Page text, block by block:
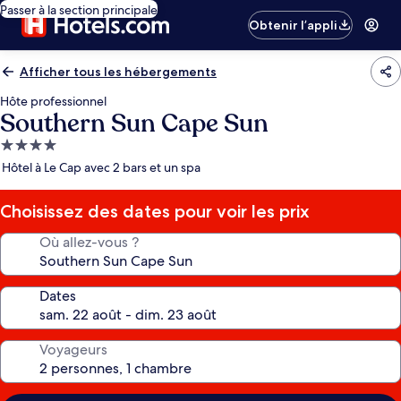
Passer à la section principale
Obtenir l’appli
Afficher tous les hébergements
Hôte professionnel
Southern Sun Cape Sun
Hébergement
4.0 étoiles
Hôtel à Le Cap avec 2 bars et un spa
Choisissez des dates pour voir les prix
Où allez-vous ?
Dates
Voyageurs